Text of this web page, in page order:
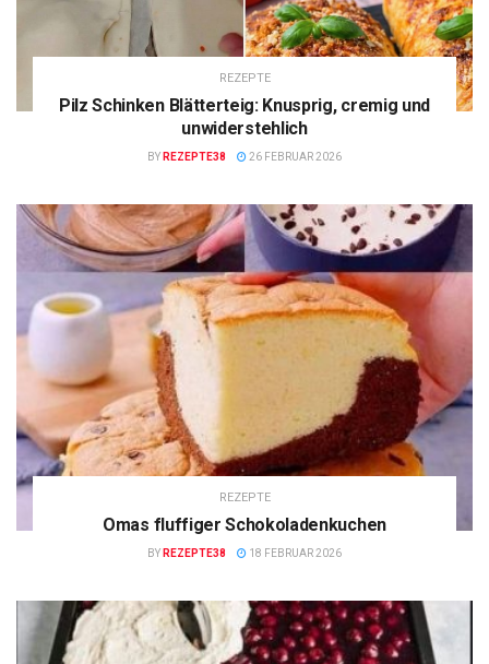
REZEPTE
Pilz Schinken Blätterteig: Knusprig, cremig und
unwiderstehlich
BY REZEPTE38 26 FEBRUAR 2026
REZEPTE
Omas fluffiger Schokoladenkuchen
BY REZEPTE38 18 FEBRUAR 2026